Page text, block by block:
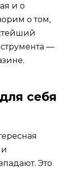
и о
о том,
—
себя
Это